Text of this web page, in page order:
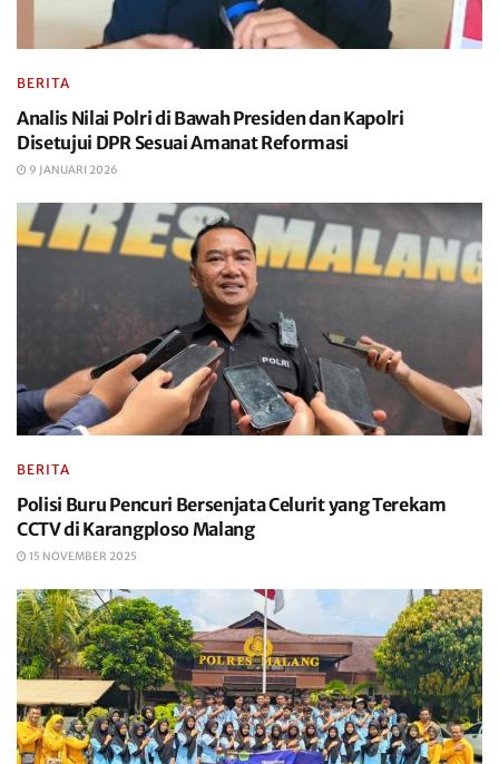
BERITA
Analis Nilai Polri di Bawah Presiden dan Kapolri
Disetujui DPR Sesuai Amanat Reformasi
9 JANUARI 2026
BERITA
Polisi Buru Pencuri Bersenjata Celurit yang Terekam
CCTV di Karangploso Malang
15 NOVEMBER 2025